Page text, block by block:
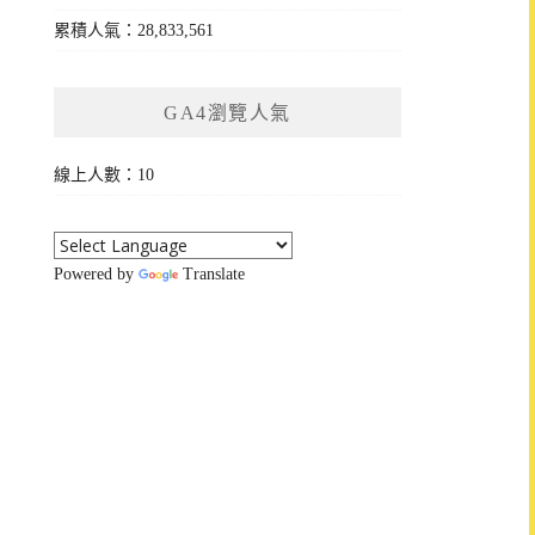
累積人氣：28,833,561
GA4瀏覽人氣
線上人數：10
Powered by Translate